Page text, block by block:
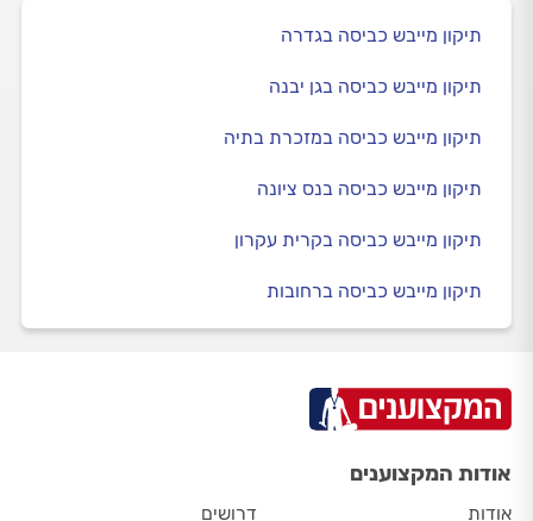
תיקון מייבש כביסה בגדרה
תיקון מייבש כביסה בגן יבנה
תיקון מייבש כביסה במזכרת בתיה
תיקון מייבש כביסה בנס ציונה
תיקון מייבש כביסה בקרית עקרון
תיקון מייבש כביסה ברחובות
אודות המקצוענים
אודות
דרושים